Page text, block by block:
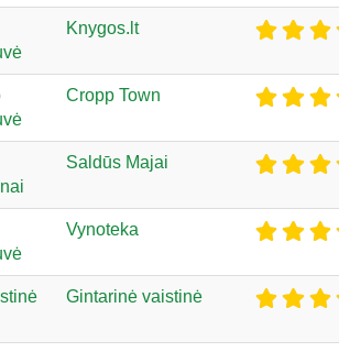
Knygos.lt
Cropp Town
Saldūs Majai
Vynoteka
Gintarinė vaistinė